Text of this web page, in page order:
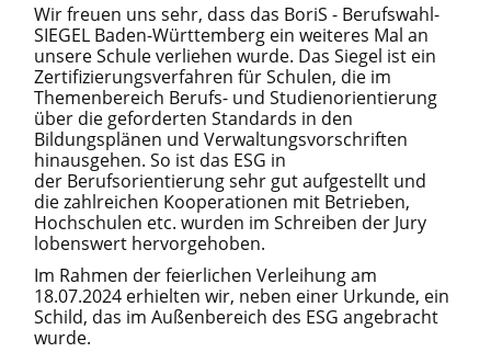
Wir freuen uns sehr, dass das BoriS - Berufswahl-
SIEGEL Baden-Württemberg ein weiteres Mal an
unsere Schule verliehen wurde. Das Siegel ist ein
Zertifizierungsverfahren für Schulen, die im
Themenbereich Berufs- und Studienorientierung
über die geforderten Standards in den
Bildungsplänen und Verwaltungsvorschriften
hinausgehen. So ist das ESG in
der Berufsorientierung sehr gut aufgestellt und
die zahlreichen Kooperationen mit Betrieben,
Hochschulen etc. wurden im Schreiben der Jury
lobenswert hervorgehoben.
Im Rahmen der feierlichen Verleihung am
18.07.2024 erhielten wir, neben einer Urkunde, ein
Schild, das im Außenbereich des ESG angebracht
wurde.